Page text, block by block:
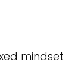
mindset